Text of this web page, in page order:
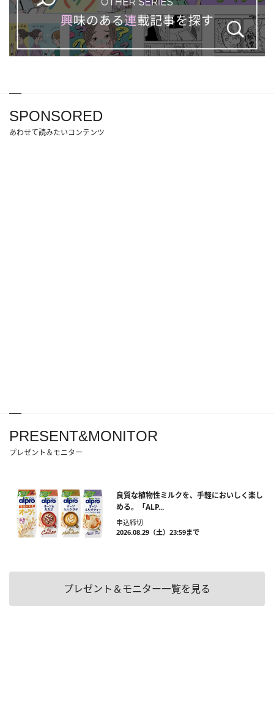
SPONSORED
あわせて読みたいコンテンツ
PRESENT&MONITOR
プレゼント＆モニター
良質な植物性ミルクを、手軽においしく楽し
める。「ALP...
申込締切
2026.08.29（土）23:59まで
プレゼント＆モニター一覧を見る